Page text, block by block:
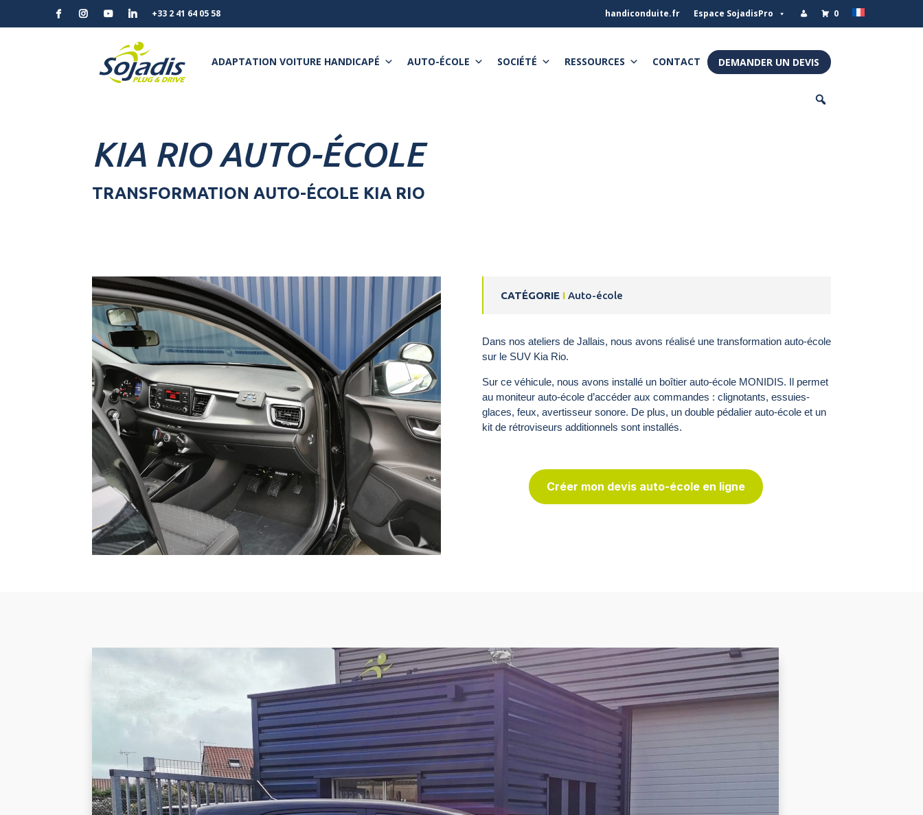
+33 2 41 64 05 58 handiconduite.fr Espace SojadisPro 0
ADAPTATION VOITURE HANDICAPÉ AUTO-ÉCOLE SOCIÉTÉ RESSOURCES CONTACT DEMANDER UN DEVIS
KIA RIO AUTO-ÉCOLE
TRANSFORMATION AUTO-ÉCOLE KIA RIO
CATÉGORIE IAuto-école
Dans nos ateliers de Jallais, nous avons réalisé une transformation auto-école
sur le SUV Kia Rio.
Sur ce véhicule, nous avons installé un boîtier auto-école MONIDIS. Il permet
au moniteur auto-école d’accéder aux commandes : clignotants, essuies-
glaces, feux, avertisseur sonore. De plus, un double pédalier auto-école et un
kit de rétroviseurs additionnels sont installés.
Créer mon devis auto-école en ligne